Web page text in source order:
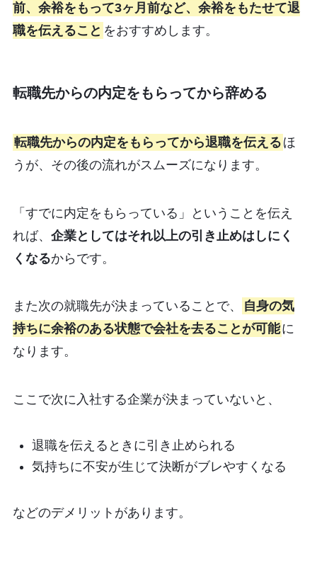
前、余裕をもって3ヶ月前など、余裕をもたせて退
職を伝えること をおすすめします。
転職先からの内定をもらってから辞める
転職先からの内定をもらってから退職を伝える ほ
うが、その後の流れがスムーズになります。
「すでに内定をもらっている」ということを伝え
れば、 企業としてはそれ以上の引き止めはしにく
くなるからです。
また次の就職先が決まっていることで、
自身の気
持ちに余裕のある状態で会社を去ることが可能に
なります。
ここで次に入社する企業が決まっていないと、
退職を伝えるときに引き止められる
気持ちに不安が生じて決断がブレやすくなる
などのデメリットがあります。